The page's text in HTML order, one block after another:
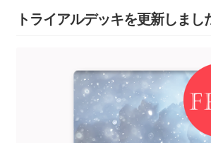
トライアルデッキを更新しまし